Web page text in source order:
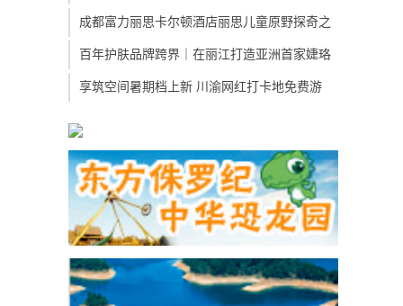
成都富力丽思卡尔顿酒店丽思儿童原野探奇之
百年护肤品牌跨界｜在丽江打造亚洲首家婕珞
享筑空间暑期档上新 川渝网红打卡地免费游